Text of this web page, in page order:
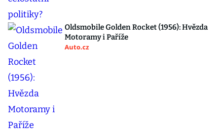
Oldsmobile Golden Rocket (1956): Hvězda
Motoramy i Paříže
Auto.cz